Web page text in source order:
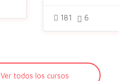
181 6
Ver todos los cursos